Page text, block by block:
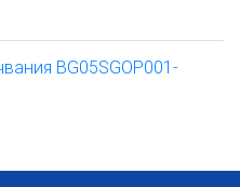
BG05SGOP001-